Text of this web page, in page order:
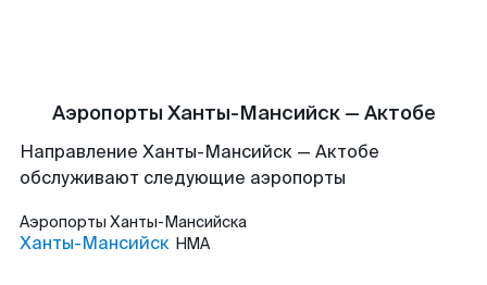
Аэропорты Ханты-Мансийск — Актобе
Направление Ханты-Мансийск — Актобе
обслуживают следующие аэропорты
Аэропорты Ханты-Мансийска
Ханты-Мансийск HMA